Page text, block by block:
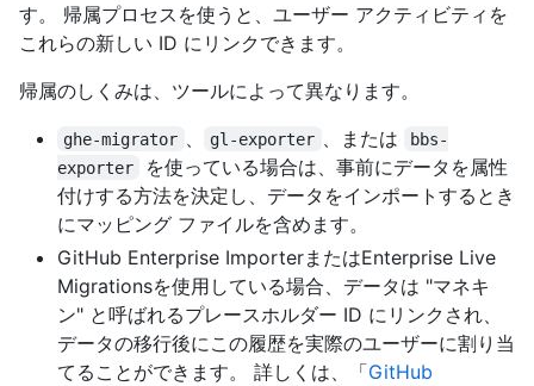
す。 帰属プロセスを使うと、ユーザー アクティビティを
これらの新しい ID にリンクできます。
帰属のしくみは、ツールによって異なります。
ghe-migrator gl-exporter 、または
bbs-
exporter
を使っている場合は、事前にデータを属性
付けする方法を決定し、データをインポートするとき
にマッピング ファイルを含めます。
GitHub Enterprise ImporterまたはEnterprise Live
Migrationsを使用している場合、データは "マネキ
ン" と呼ばれるプレースホルダー ID にリンクされ、
データの移行後にこの履歴を実際のユーザーに割り当
てることができます。 詳しくは、「GitHub